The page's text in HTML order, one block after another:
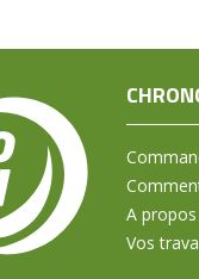
A propos
Vos